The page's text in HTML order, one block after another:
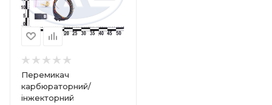
Перемикач
карбюраторний/
інжекторний